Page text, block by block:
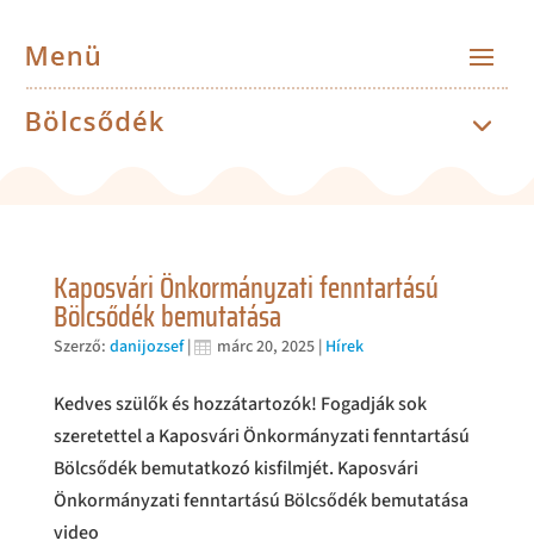
Kaposvári Önkormányzati fenntartású
Bölcsődék bemutatása
Szerző: danijozsef| márc 20, 2025| Hírek
Kedves szülők és hozzátartozók! Fogadják sok
szeretettel a Kaposvári Önkormányzati fenntartású
Bölcsődék bemutatkozó kisfilmjét. Kaposvári
Önkormányzati fenntartású Bölcsődék bemutatása
video